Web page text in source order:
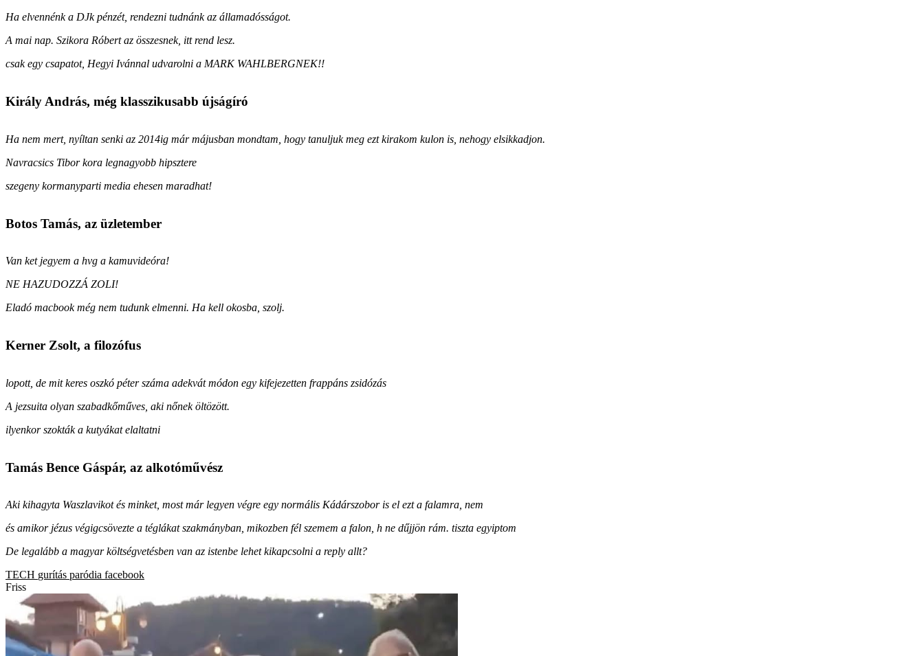
Ha elvennénk a DJk pénzét, rendezni tudnánk az államadósságot.
A mai nap. Szikora Róbert az összesnek, itt rend lesz.
csak egy csapatot, Hegyi Ivánnal udvarolni a MARK WAHLBERGNEK!!
Király András, még klasszikusabb újságíró
Ha nem mert, nyíltan senki az 2014ig már májusban mondtam, hogy tanuljuk meg ezt kirakom kulon is, nehogy elsikkadjon.
Navracsics Tibor kora legnagyobb hipsztere
szegeny kormanyparti media ehesen maradhat!
Botos Tamás, az üzletember
Van ket jegyem a hvg a kamuvideóra!
NE HAZUDOZZÁ ZOLI!
Eladó macbook még nem tudunk elmenni. Ha kell okosba, szolj.
Kerner Zsolt, a filozófus
lopott, de mit keres oszkó péter száma adekvát módon egy kifejezetten frappáns zsidózás
A jezsuita olyan szabadkőműves, aki nőnek öltözött.
ilyenkor szokták a kutyákat elaltatni
Tamás Bence Gáspár, az alkotóművész
Aki kihagyta Waszlavikot és minket, most már legyen végre egy normális Kádárszobor is el ezt a falamra, nem
és amikor jézus végigcsövezte a téglákat szakmányban, mikozben fél szemem a falon, h ne dűjjön rám. tiszta egyiptom
De legalább a magyar költségvetésben van az istenbe lehet kikapcsolni a reply allt?
TECH gurítás paródia facebook
Friss